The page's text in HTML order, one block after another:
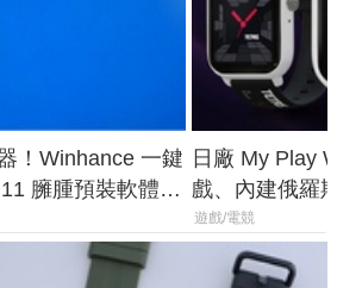
！Winhance 一鍵
臃腫預裝軟體與
日廠 My Play
戲、內建俄羅
過竟然不能連
遊戲/電競